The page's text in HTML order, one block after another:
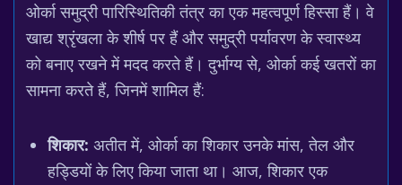
ओर्का समुद्री पारिस्थितिकी तंत्र का एक महत्वपूर्ण हिस्सा हैं। वे
खाद्य श्रृंखला के शीर्ष पर हैं और समुद्री पर्यावरण के स्वास्थ्य
को बनाए रखने में मदद करते हैं। दुर्भाग्य से, ओर्का कई खतरों का
सामना करते हैं, जिनमें शामिल हैं:
शिकार: अतीत में, ओर्का का शिकार उनके मांस, तेल और
हड्डियों के लिए किया जाता था। आज, शिकार एक